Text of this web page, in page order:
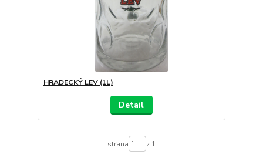
HRADECKÝ LEV (1L)
Detail
strana z 1